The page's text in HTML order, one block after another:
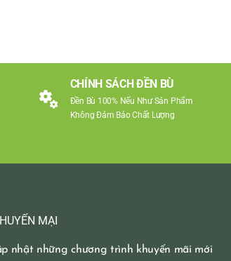
CHÍNH SÁCH ĐỀN BÙ
Đền Bù 100% Nếu Như Sản Phẩm
Không Đảm Bảo Chất Lượng
MẠI
nhật những chương trình khuyến mãi mới